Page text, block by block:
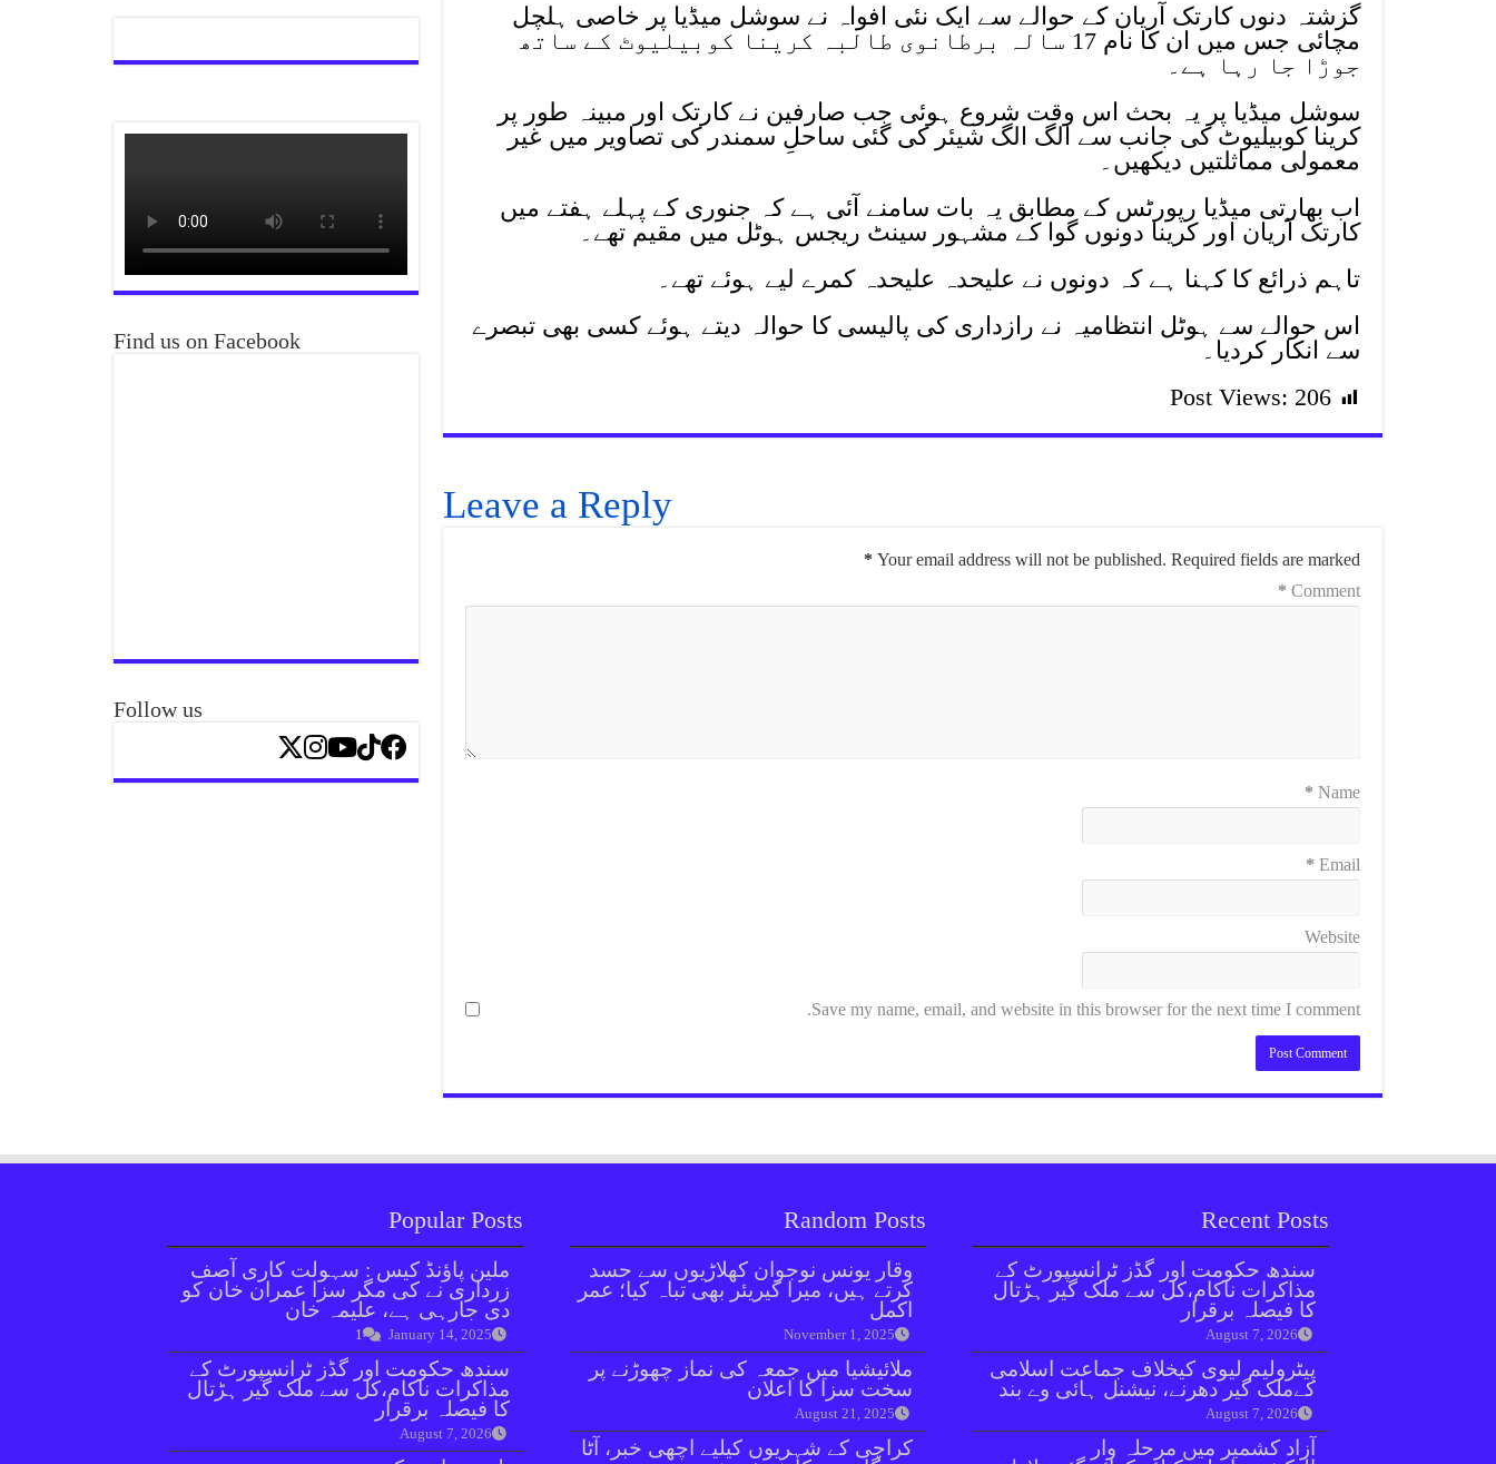
گزشتہ دنوں کارتک آریان کے حوالے سے ایک نئی افواہ نے سوشل میڈیا پر خاصی ہلچل
مچائی جس میں ان کا نام 17 سالہ برطانوی طالبہ کرینا کوبیلیوٹ کے ساتھ
جوڑا جا رہا ہے۔
سوشل میڈیا پر یہ بحث اس وقت شروع ہوئی جب صارفین نے کارتک اور مبینہ طور پر
کرینا کوبیلیوٹ کی جانب سے الگ الگ شیئر کی گئی ساحلِ سمندر کی تصاویر میں غیر
معمولی مماثلتیں دیکھیں۔
اب بھارتی میڈیا رپورٹس کے مطابق یہ بات سامنے آئی ہے کہ جنوری کے پہلے ہفتے میں
کارتک آریان اور کرینا دونوں گوا کے مشہور سینٹ ریجس ہوٹل میں مقیم تھے۔
تاہم ذرائع کا کہنا ہے کہ دونوں نے علیحدہ علیحدہ کمرے لیے ہوئے تھے۔
اس حوالے سے ہوٹل انتظامیہ نے رازداری کی پالیسی کا حوالہ دیتے ہوئے کسی بھی تبصرے
سے انکار کردیا۔
Post Views: 206
Leave a Reply
Your email address will not be published. Required fields are marked
*
Comment
*
Name
*
Email
*
Website
Save my name, email, and website in this browser for the next time I comment.
Find us on Facebook
Follow us
Popular Posts
ملین پاؤنڈ کیس : سہولت کاری آصف
زرداری نے کی مگر سزا عمران خان کو
دی جارہی ہے، علیمہ خان
January 14, 2025
1
سندھ حکومت اور گڈز ٹرانسپورٹ کے
مذاکرات ناکام،کل سے ملک گیر ہڑتال
کا فیصلہ برقرار
August 7, 2026
Random Posts
وقار یونس نوجوان کھلاڑیوں سے حسد
کرتے ہیں، میرا کیریئر بھی تباہ کیا؛ عمر
اکمل
November 1, 2025
ملائیشیا میں جمعہ کی نماز چھوڑنے پر
سخت سزا کا اعلان
August 21, 2025
کراچی کے شہریوں کیلیے اچھی خبر، آٹا
Recent Posts
سندھ حکومت اور گڈز ٹرانسپورٹ کے
مذاکرات ناکام،کل سے ملک گیر ہڑتال
کا فیصلہ برقرار
August 7, 2026
پیٹرولیم لیوی کیخلاف جماعت اسلامی
کےملک گیر دھرنے، نیشنل ہائی وے بند
August 7, 2026
آزاد کشمیر میں مرحلہ وار